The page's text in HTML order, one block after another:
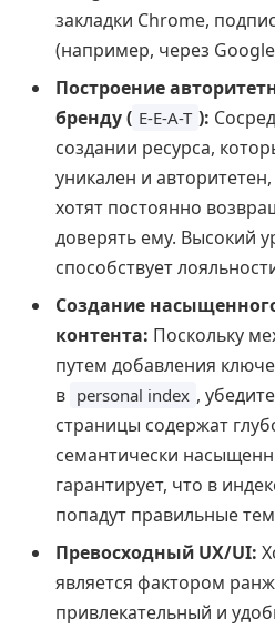
закладки Chrome,
(например, через
Построение
бренду ( E-E-A-T ):
создании ресурса,
уникален и
хотят постоянно
доверять ему. Высокий
способствует
Создание
контента: Поскольку
путем добавления
в personal index ,
страницы содержат
семантически
гарантирует, что в
попадут правильные
Превосходный UX/UI:
является фактором
привлекательный и